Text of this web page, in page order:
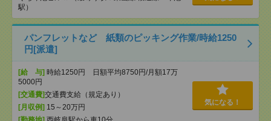
駅）
パンフレットなど 紙類のピッキング作業/時給1250
円[派遣]
[給 与] 時給1250円 日額平均8750円/月額17万
5000円
[交通費]交通費支給（規定あり）
[月収例] 15～20万円
気になる！